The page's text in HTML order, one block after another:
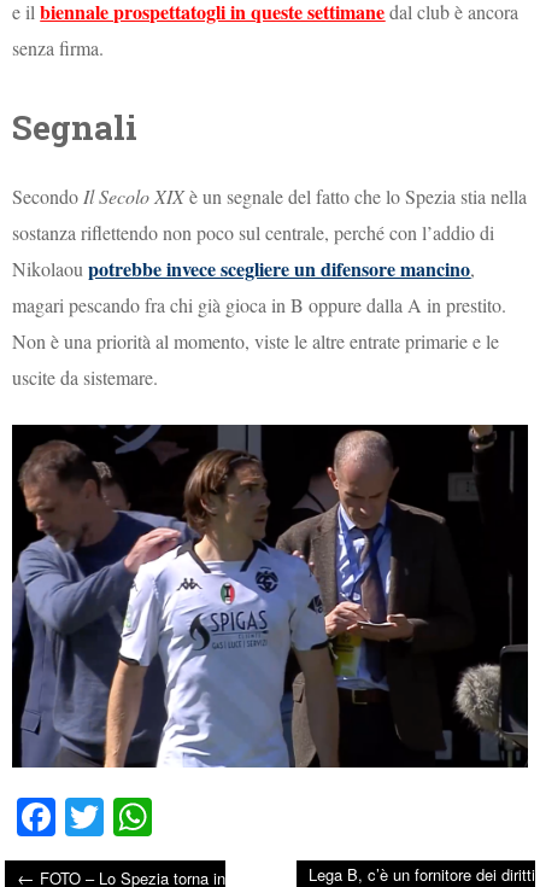
e ilbiennale prospettatogli in queste settimanedal club è ancora
senza firma.
Segnali
SecondoIl Secolo XIXè un segnale del fatto che lo Spezia stia nella
sostanza riflettendo non poco sul centrale, perché con l’addio di
Nikolaoupotrebbe invece scegliere un difensore mancino,
magari pescando fra chi già gioca in B oppure dalla A in prestito.
Non è una priorità al momento, viste le altre entrate primarie e le
uscite da sistemare.
Fa
ce
T
wiha
← FOTO – Lo Spezia torna in
Lega B, c’è un fornitore dei diritti